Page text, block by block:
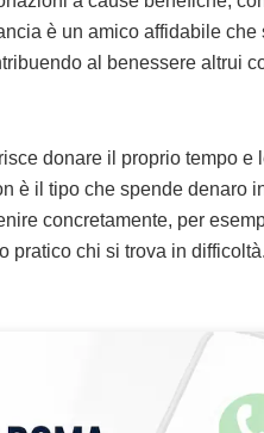
è un amico affidabile che
al benessere altrui
donare il proprio tempo e
è il tipo che spende denaro
concretamente, per
pratico chi si trova in